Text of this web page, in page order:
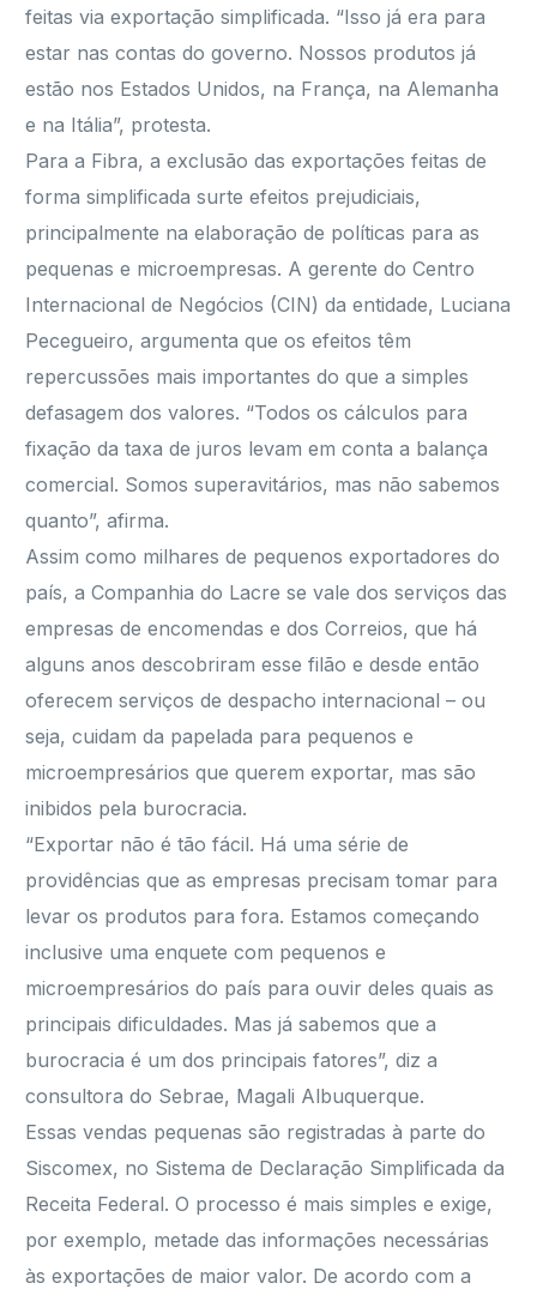
feitas via exportação simplificada. “Isso já era para
estar nas contas do governo. Nossos produtos já
estão nos Estados Unidos, na França, na Alemanha
e na Itália”, protesta.
Para a Fibra, a exclusão das exportações feitas de
forma simplificada surte efeitos prejudiciais,
principalmente na elaboração de políticas para as
pequenas e microempresas. A gerente do Centro
Internacional de Negócios (CIN) da entidade, Luciana
Pecegueiro, argumenta que os efeitos têm
repercussões mais importantes do que a simples
defasagem dos valores. “Todos os cálculos para
fixação da taxa de juros levam em conta a balança
comercial. Somos superavitários, mas não sabemos
quanto”, afirma.
Assim como milhares de pequenos exportadores do
país, a Companhia do Lacre se vale dos serviços das
empresas de encomendas e dos Correios, que há
alguns anos descobriram esse filão e desde então
oferecem serviços de despacho internacional – ou
seja, cuidam da papelada para pequenos e
microempresários que querem exportar, mas são
inibidos pela burocracia.
“Exportar não é tão fácil. Há uma série de
providências que as empresas precisam tomar para
levar os produtos para fora. Estamos começando
inclusive uma enquete com pequenos e
microempresários do país para ouvir deles quais as
principais dificuldades. Mas já sabemos que a
burocracia é um dos principais fatores”, diz a
consultora do Sebrae, Magali Albuquerque.
Essas vendas pequenas são registradas à parte do
Siscomex, no Sistema de Declaração Simplificada da
Receita Federal. O processo é mais simples e exige,
por exemplo, metade das informações necessárias
às exportações de maior valor. De acordo com a